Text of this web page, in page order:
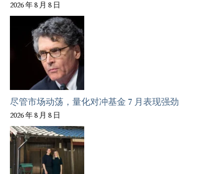
2026 年 8 月 8 日
尽管市场动荡，量化对冲基金 7 月表现强劲
2026 年 8 月 8 日